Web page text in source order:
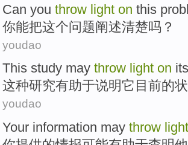
Can you throw light on this
你能把这个问题阐述清楚吗？
youdao
This study may throw light on its
这种研究有助于说明它 目前的
youdao
Your information may throw